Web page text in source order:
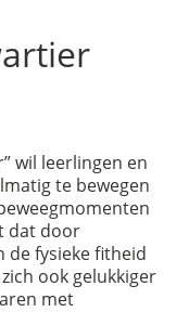
wil leerlingen en
te bewegen
dat door
de fysieke fitheid
ook gelukkiger
met